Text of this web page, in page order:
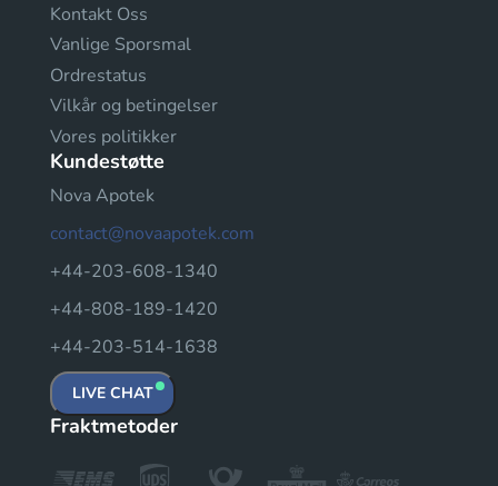
Kontakt Oss
Vanlige Sporsmal
Ordrestatus
Vilkår og betingelser
Vores politikker
Kundestøtte
Nova Apotek
contact@novaapotek.com
+44-203-608-1340
+44-808-189-1420
+44-203-514-1638
LIVE CHAT
Fraktmetoder